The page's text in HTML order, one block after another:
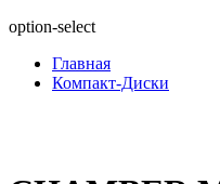
option-select
Главная
Компакт-Диски